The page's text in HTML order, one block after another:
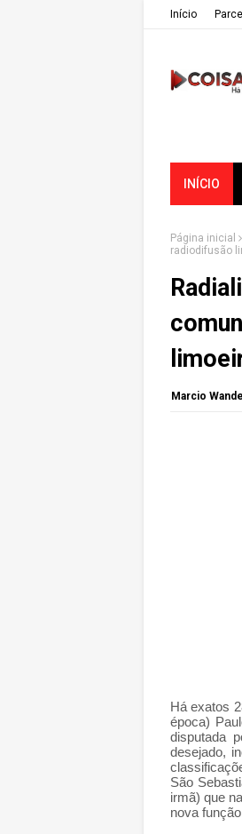
Iní­cio
INÍCIO
Página inicial
radiodifusão
Marcio
Há exatos
época)
disputada
desejado,
São
irmã) que
nova